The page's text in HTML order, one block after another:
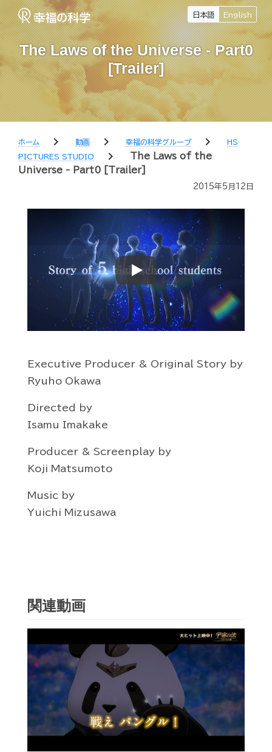
日本語 English
The Laws of the Universe - Part0
[Trailer]
ホーム chevron_right 動画 chevron_right 幸福の科学グループ chevron_right
HS
PICTURES STUDIO
chevron_right
The Laws of the
Universe - Part0 [Trailer]
2015年5月12日
Play
Executive Producer & Original Story by
Ryuho Okawa
Directed by
Isamu Imakake
Producer & Screenplay by
Koji Matsumoto
Music by
Yuichi Mizusawa
関連動画